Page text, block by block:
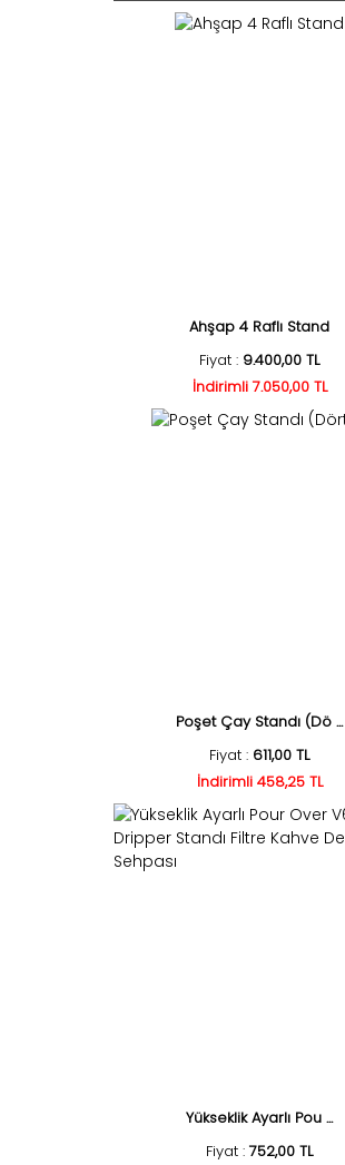
Ahşap 4 Raflı Stand
Fiyat : 9.400,00 TL
İndirimli 7.050,00 TL
Poşet Çay Standı (Dö ...
Fiyat : 611,00 TL
İndirimli 458,25 TL
Yükseklik Ayarlı Pou ...
Fiyat :752,00 TL